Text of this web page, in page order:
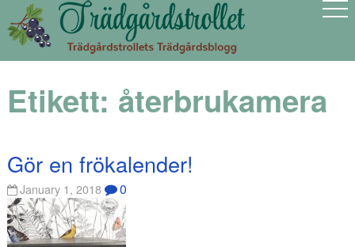
Etikett: återbrukamera
Gör en frökalender!
January 1, 2018 0